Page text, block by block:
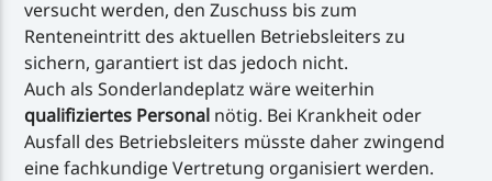
versucht werden, den Zuschuss bis zum
Renteneintritt des aktuellen Betriebsleiters zu
sichern, garantiert ist das jedoch nicht.
Auch als Sonderlandeplatz wäre weiterhin
qualifiziertes Personal nötig. Bei Krankheit oder
Ausfall des Betriebsleiters müsste daher zwingend
eine fachkundige Vertretung organisiert werden.